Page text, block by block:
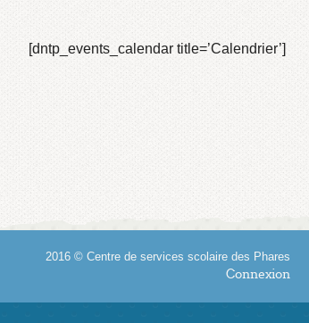
[dntp_events_calendar title=’Calendrier’]
2016 © Centre de services scolaire des Phares
Connexion